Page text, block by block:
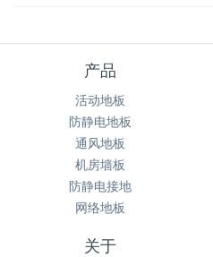
产品
活动地板
防静电地板
通风地板
机房墙板
防静电接地
网络地板
关于